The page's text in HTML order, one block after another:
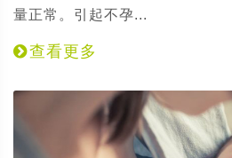
量正常。引起不孕...
查看更多